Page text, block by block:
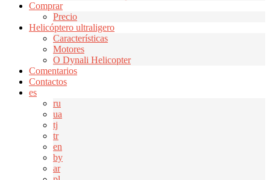
Comprar
Precio
Helicóptero ultraligero
Características
Motores
О Dynali Helicopter
Comentarios
Contactos
es
ru
ua
tj
tr
en
by
ar